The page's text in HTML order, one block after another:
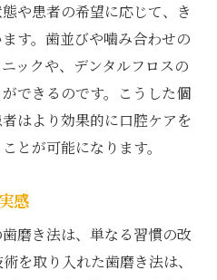
や患者の希望に応じて、き
す。歯並びや噛み合わせの
ックや、デンタルフロスの
できるのです。こうした個
はより効果的に口腔ケアを
とが可能になります。
感
磨き法は、単なる習慣の改
を取り入れた歯磨き法は、